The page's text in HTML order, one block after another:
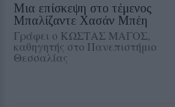
Μια επίσκεψη στο τέμενος
Μπαλίζαντε Χασάν Μπέη
Γράφει ο ΚΩΣΤΑΣ ΜΑΓΟΣ,
καθηγητής στο Πανεπιστήμιο
Θεσσαλίας